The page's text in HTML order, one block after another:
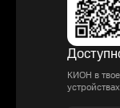
КИОН в
устройствах